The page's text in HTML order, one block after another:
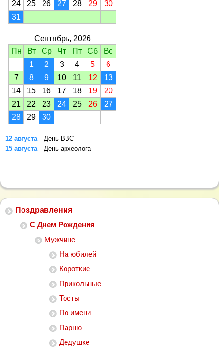
Поздравления
С Днем Рождения
Мужчине
На юбилей
Короткие
Прикольные
Тосты
По имени
Парню
Дедушке
24 25 26 27 28 29
30
31
Сентябрь, 2026
Пн
Вт Ср Чт Пт Сб
Вс
1
2 3 4 5
6
7
8 9 10 11 12
13
14
15 16 17 18 19
20
21
22 23 24 25 26
27
28
29 30
12 августа
День ВВС
15 августа
День археолога